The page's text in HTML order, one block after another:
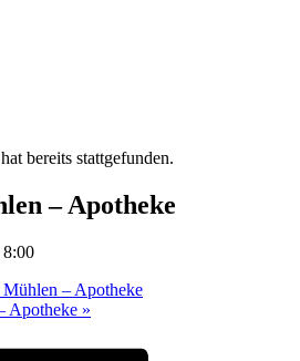
bereits stattgefunden.
– Apotheke
8:00
Mühlen – Apotheke
Apotheke »